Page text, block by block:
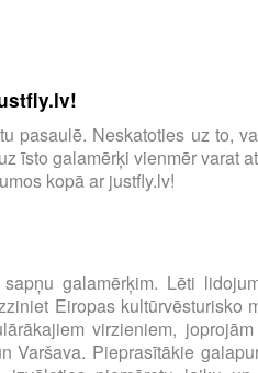
pasaulē. Neskatoties uz to,
īsto galamērķi vienmēr varat
kopā ar justfly.lv!
galamērķim. Lēti
Eiropas kultūrvēsturisko
virzieniem,
Varšava. Pieprasītākie